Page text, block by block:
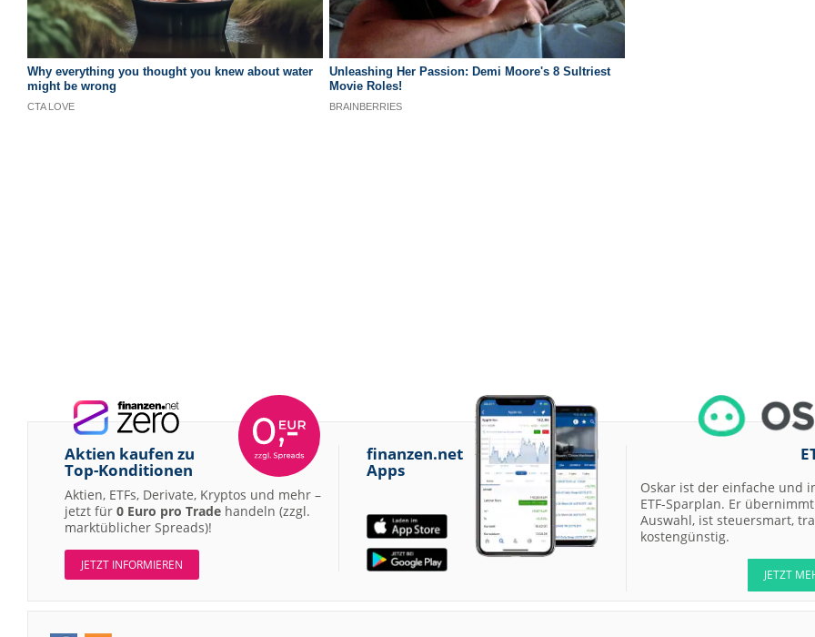
Aktien kaufen zu
Top-Konditionen
Aktien, ETFs, Derivate, Kryptos und mehr –
jetzt für 0 Euro pro Trade handeln (zzgl.
marktüblicher Spreads)!
JETZT INFORMIEREN
finanzen.net
Apps
Oskar ist der einfache und
ETF-Sparplan. Er übernimmt
Auswahl, ist steuersmart,
kostengünstig.
JETZT